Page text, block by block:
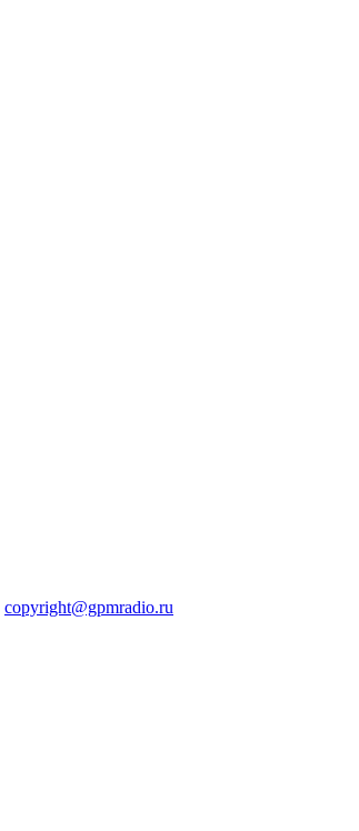
copyright@gpmradio.ru